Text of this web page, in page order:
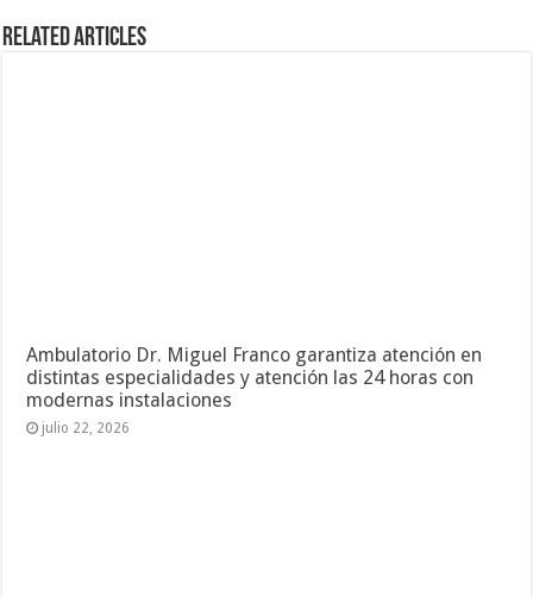
Related Articles
Ambulatorio Dr. Miguel Franco garantiza atención en
distintas especialidades y atención las 24 horas con
modernas instalaciones
julio 22, 2026